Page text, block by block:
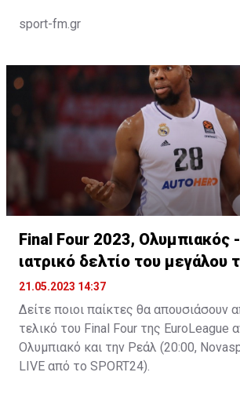
sport-fm.gr
Final Four 2023, Ολυμπιακός
ιατρικό δελτίο του μεγάλου
21.05.2023 14:37
Δείτε ποιοι παίκτες θα απουσιάσουν
τελικό του Final Four της EuroLeague
Ολυμπιακό και την Ρεάλ (20:00,
LIVE από το SPORT24).